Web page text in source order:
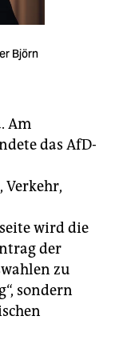
Björn
Am
das AfD-
Verkehr,
wird die
der
zu
sondern